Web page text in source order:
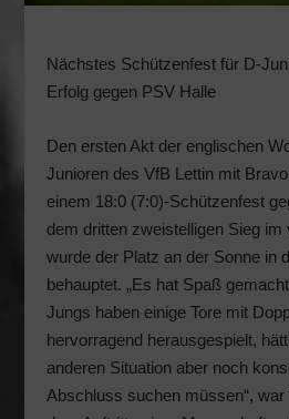
Nächstes Schützenfest für D-
Erfolg gegen PSV Halle
Den ersten Akt der englischen
Junioren des VfB Lettin mit
einem 18:0 (7:0)-Schützenfest
dem dritten zweistelligen Sieg im
wurde der Platz an der Sonne in
behauptet. „Es hat Spaß
Jungs haben einige Tore mit
hervorragend herausgespielt,
anderen Situation aber noch
Abschluss suchen müssen“,